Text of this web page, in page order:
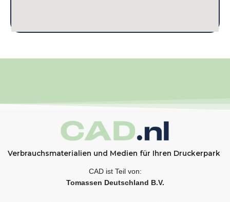
Verbrauchsmaterialien und Medien für Ihren Druckerpark
CAD ist Teil von:
Tomassen Deutschland B.V.